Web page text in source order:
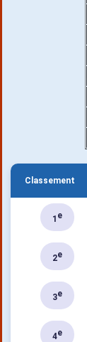
Classement
1 e
2e
3e
4e